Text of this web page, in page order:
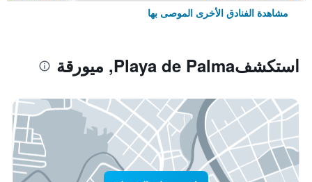
مشاهدة الفنادق الأخرى الموصى بها
استكشفPlaya de Palma, ميورقة